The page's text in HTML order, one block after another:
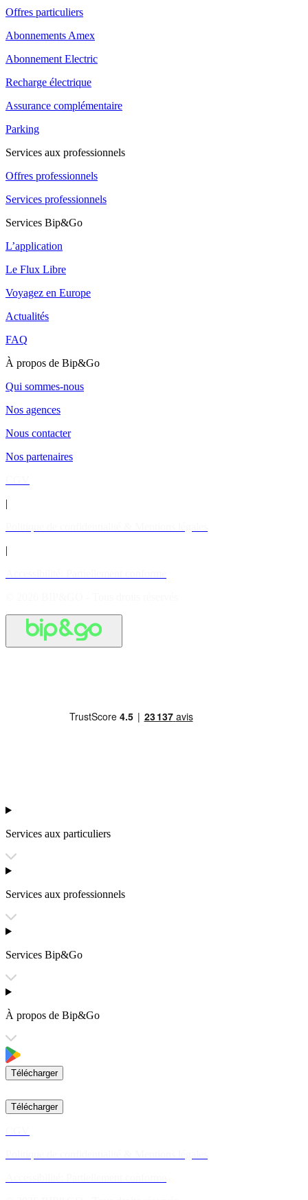
Offres particuliers
Abonnements Amex
Abonnement Electric
Recharge électrique
Assurance complémentaire
Parking
Services aux professionnels
Offres professionnels
Services professionnels
Services Bip&Go
L’application
Le Flux Libre
Voyagez en Europe
Actualités
FAQ
À propos de Bip&Go
Qui sommes-nous
Nos agences
Nous contacter
Nos partenaires
|
|
Services aux particuliers
Services aux professionnels
Services Bip&Go
À propos de Bip&Go
Télécharger
Télécharger